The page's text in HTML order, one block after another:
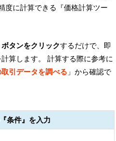
度に計算できる『価格計算ツー
タンをクリックするだけで、即
算します。 計算する際に参考に
引データを調べる 」から確認で
条件』を入力